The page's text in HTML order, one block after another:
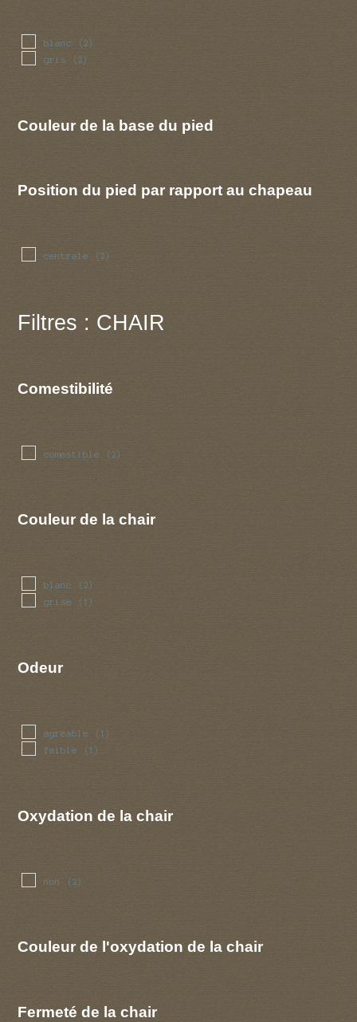
blanc (2)
gris (2)
Couleur de la base du pied
Position du pied par rapport au chapeau
centrale (2)
Filtres : CHAIR
Comestibilité
comestible (2)
Couleur de la chair
blanc (2)
grise (1)
Odeur
agreable (1)
faible (1)
Oxydation de la chair
non (2)
Couleur de l'oxydation de la chair
Fermeté de la chair